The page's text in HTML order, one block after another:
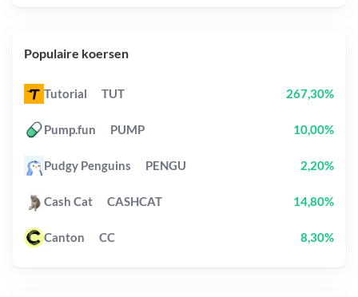
Populaire koersen
Tutorial TUT 267,30%
Pump.fun PUMP 10,00%
Pudgy Penguins PENGU 2,20%
Cash Cat CASHCAT 14,80%
Canton CC 8,30%